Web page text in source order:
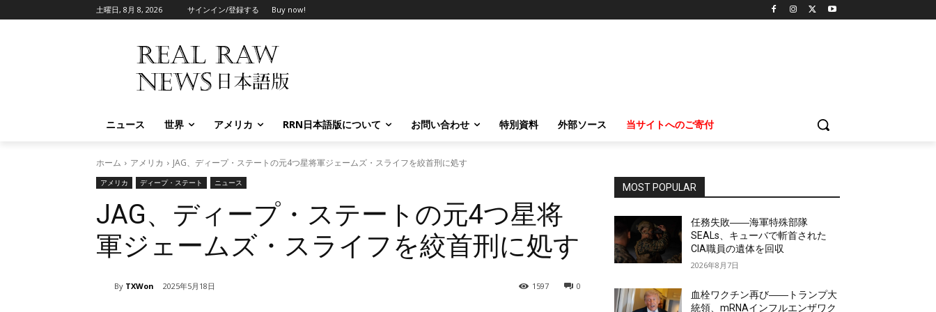
土曜日, 8月 8, 2026 サインイン/登録する Buy now!
ニュース 世界 アメリカ RRN日本語版について お問い合わせ 特別資料 外部ソース 当サイトへのご寄付
ホーム アメリカ JAG、ディープ・ステートの元4つ星将軍ジェームズ・スライフを絞首刑に処す
アメリカ ディープ・ステート ニュース
JAG、ディープ・ステートの元4つ星将
軍ジェームズ・スライフを絞首刑に処す
By TXWon 2025年5月18日 0
1597
MOST POPULAR
任務失敗――海軍特殊部隊
SEALs、キューバで斬首された
CIA職員の遺体を回収
2026年8月7日
血栓ワクチン再び――トランプ大
統領、mRNAインフルエンザワク